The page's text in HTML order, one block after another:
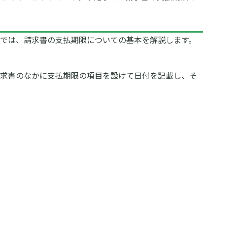
は、請求書の支払期限についての基本を解説します。
書のなかに支払期限の項目を設けて日付を記載し、そ